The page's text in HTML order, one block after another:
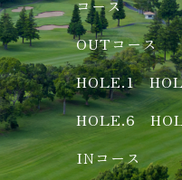
コース
OUTコース
HOLE.1
HOLE.6
INコース